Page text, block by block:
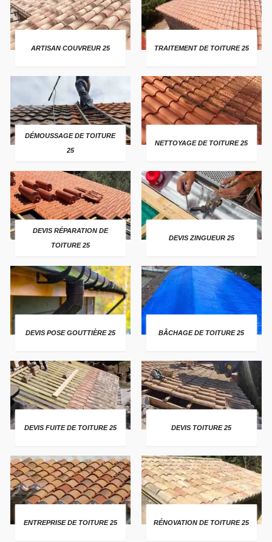
ARTISAN COUVREUR 25 TRAITEMENT DE TOITURE 25
DÉMOUSSAGE DE TOITURE
25
NETTOYAGE DE TOITURE 25
DEVIS RÉPARATION DE
TOITURE 25
DEVIS ZINGUEUR 25
DEVIS POSE GOUTTIÈRE 25 BÂCHAGE DE TOITURE 25
DEVIS FUITE DE TOITURE 25 DEVIS TOITURE 25
ENTREPRISE DE TOITURE 25 RÉNOVATION DE TOITURE 25